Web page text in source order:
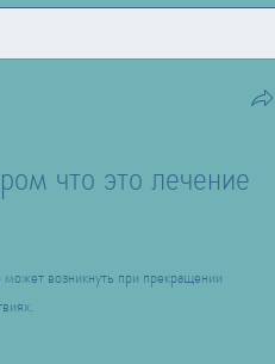
что это лечение
возникнуть при прекращении